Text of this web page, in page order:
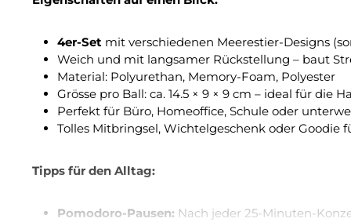
4er-Set mit verschiedenen Meerestier-Designs
Weich und mit langsamer Rückstellung – baut
Material: Polyurethan, Memory-Foam, Polyester
Grösse pro Ball: ca. 14.5 × 9 × 9 cm – ideal für die
Perfekt für Büro, Homeoffice, Schule oder
Tolles Mitbringsel, Wichtelgeschenk oder Goodie
Tipps für den Alltag:
Pomodoro-Pausen: Nach jeder 25-Minuten-